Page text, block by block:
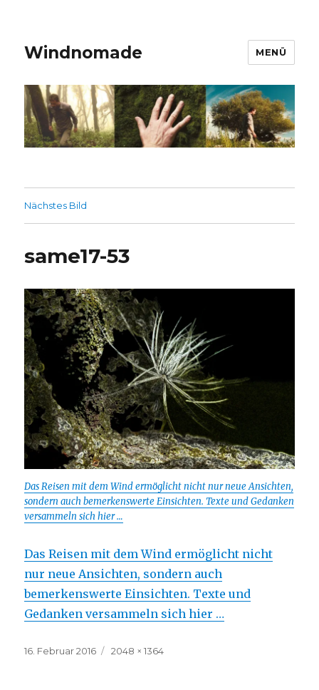
Windnomade MENÜ
Nächstes Bild
same17-53
Das Reisen mit dem Wind ermöglicht nicht nur neue Ansichten,
sondern auch bemerkenswerte Einsichten. Texte und Gedanken
versammeln sich hier …
Das Reisen mit dem Wind ermöglicht nicht
nur neue Ansichten, sondern auch
bemerkenswerte Einsichten. Texte und
Gedanken versammeln sich hier …
Veröffentlicht
16. Februar 2016
Volle
2048 × 1364